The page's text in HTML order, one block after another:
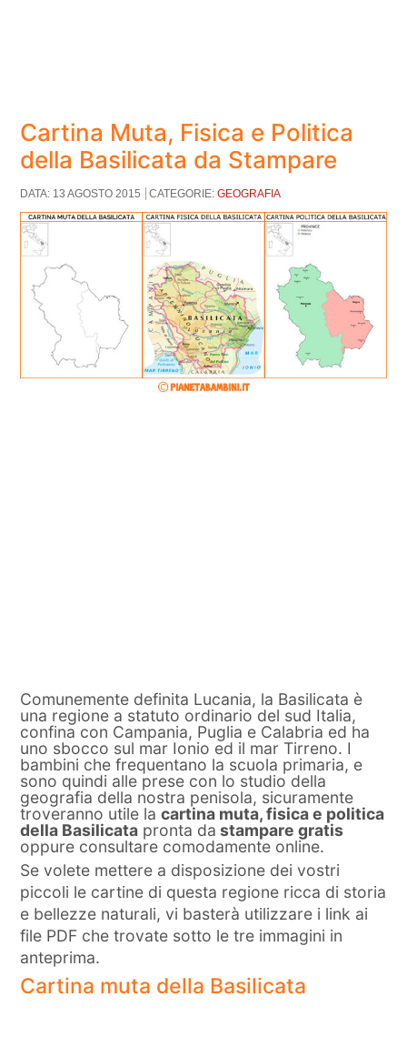
Cartina Muta, Fisica e Politica
della Basilicata da Stampare
DATA: 13 AGOSTO 2015 CATEGORIE:GEOGRAFIA
Comunemente definita Lucania, la Basilicata è
una regione a statuto ordinario del sud Italia,
confina con Campania, Puglia e Calabria ed ha
uno sbocco sul mar Ionio ed il mar Tirreno. I
bambini che frequentano la scuola primaria, e
sono quindi alle prese con lo studio della
geografia della nostra penisola, sicuramente
troveranno utile lacartina muta, fisica e politica
della Basilicata pronta da stampare gratis
oppure consultare comodamente online.
Se volete mettere a disposizione dei vostri
piccoli le cartine di questa regione ricca di storia
e bellezze naturali, vi basterà utilizzare i link ai
file PDF che trovate sotto le tre immagini in
anteprima.
Cartina muta della Basilicata